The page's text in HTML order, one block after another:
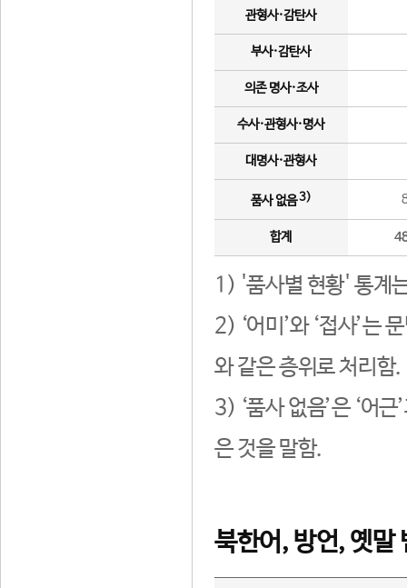
관형사·감탄사
부사·감탄사
의존 명사·조사
수사·관형사·명사
대명사·관형사
품사 없음3)
합계
1) '품사별 현황' 통계
2) ‘어미’와 ‘접사’는
와 같은 층위로 처리함.
3) ‘품사 없음’은 ‘어
은 것을 말함.
북한어, 방언, 옛말